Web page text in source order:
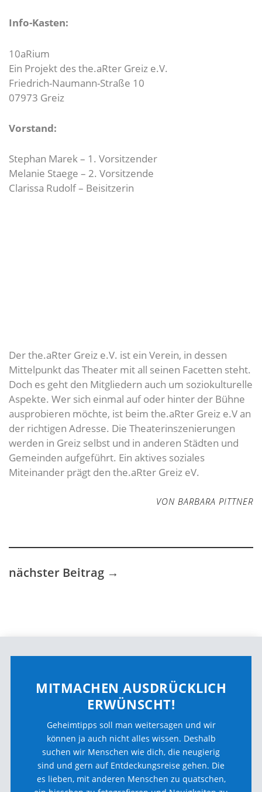
Info-Kasten:
10aRium
Ein Projekt des the.aRter Greiz e.V.
Friedrich-Naumann-Straße 10
07973 Greiz
Vorstand:
Stephan Marek – 1. Vorsitzender
Melanie Staege – 2. Vorsitzende
Clarissa Rudolf – Beisitzerin
Der the.aRter Greiz e.V. ist ein Verein, in dessen
Mittelpunkt das Theater mit all seinen Facetten steht.
Doch es geht den Mitgliedern auch um soziokulturelle
Aspekte. Wer sich einmal auf oder hinter der Bühne
ausprobieren möchte, ist beim the.aRter Greiz e.V an
der richtigen Adresse. Die Theaterinszenierungen
werden in Greiz selbst und in anderen Städten und
Gemeinden aufgeführt. Ein aktives soziales
Miteinander prägt den the.aRter Greiz eV.
VON BARBARA PITTNER
nächster Beitrag →
MITMACHEN AUSDRÜCKLICH
ERWÜNSCHT!
Geheimtipps soll man weitersagen und wir
können ja auch nicht alles wissen. Deshalb
suchen wir Menschen wie dich, die neugierig
sind und gern auf Entdeckungsreise gehen. Die
es lieben, mit anderen Menschen zu quatschen,